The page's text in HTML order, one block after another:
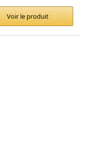
Voir le produit